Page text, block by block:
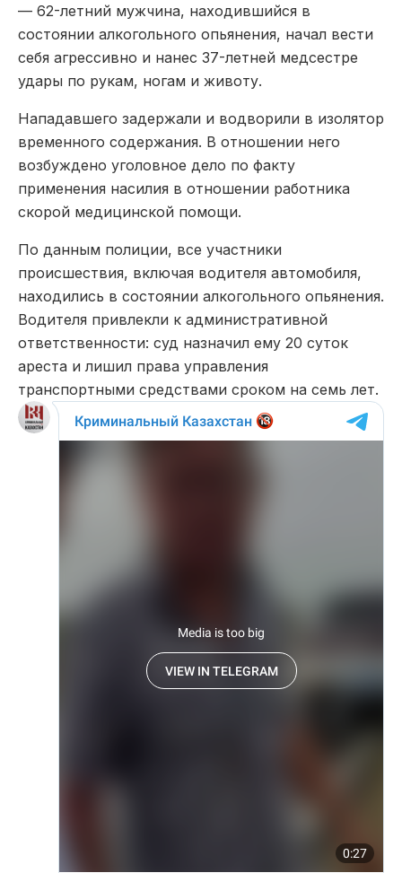
— 62-летний мужчина, находившийся в
состоянии алкогольного опьянения, начал вести
себя агрессивно и нанес 37-летней медсестре
удары по рукам, ногам и животу.
Нападавшего задержали и водворили в изолятор
временного содержания. В отношении него
возбуждено уголовное дело по факту
применения насилия в отношении работника
скорой медицинской помощи.
По данным полиции, все участники
происшествия, включая водителя автомобиля,
находились в состоянии алкогольного опьянения.
Водителя привлекли к административной
ответственности: суд назначил ему 20 суток
ареста и лишил права управления
транспортными средствами сроком на семь лет.